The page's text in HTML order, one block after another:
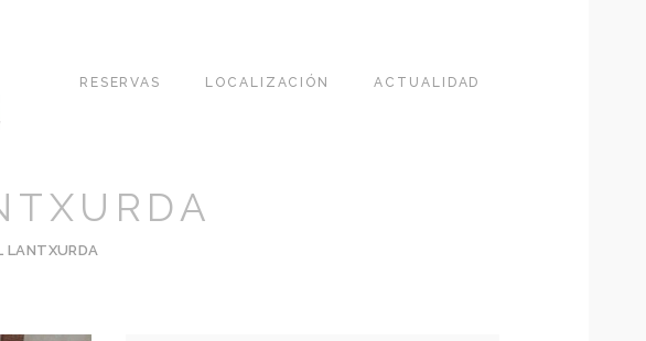
RESERVAS LOCALIZACIÓN ACTUALIDAD
LANTXURDA